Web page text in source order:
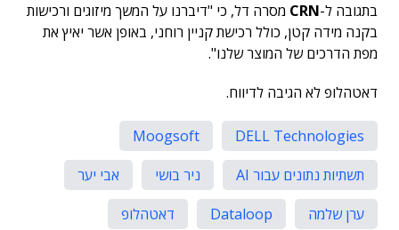
בתגובה ל-CRN מסרה דל, כי "דיברנו על המשך מיזוגים ורכישות
בקנה מידה קטן, כולל רכישת קניין רוחני, באופן אשר יאיץ את
מפת הדרכים של המוצר שלנו".
דאטהלופ לא הגיבה לדיווח.
DELL Technologies
Moogsoft
תשתיות נתונים עבור AI
ניר בושי
אבי יער
ערן שלמה
Dataloop
דאטהלופ